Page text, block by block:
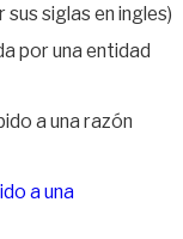
sus siglas en ingles)
por una entidad
a una razón
a una